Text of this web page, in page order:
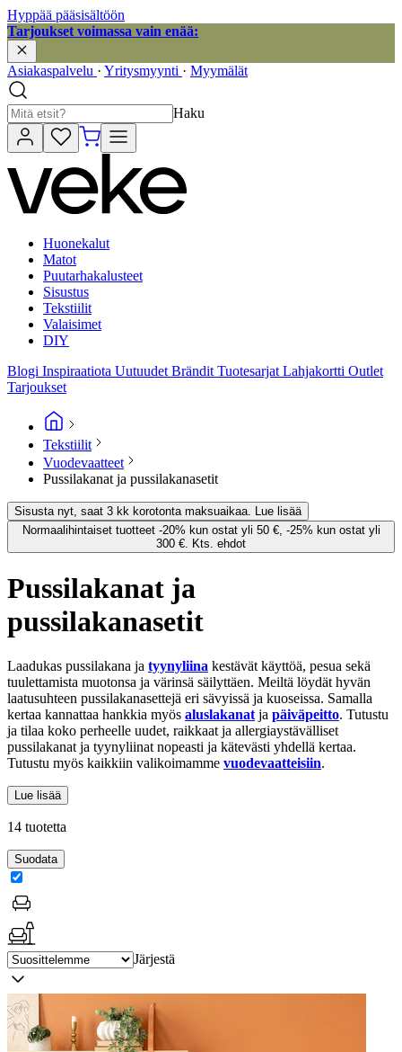
Hyppää pääsisältöön
Tarjoukset voimassa vain enää:
Asiakaspalvelu · Yritysmyynti · Myymälät
Haku
Huonekalut
Matot
Puutarhakalusteet
Sisustus
Tekstiilit
Valaisimet
DIY
Blogi Inspiraatiota Uutuudet Brändit Tuotesarjat Lahjakortti Outlet
Tarjoukset
Tekstiilit
Vuodevaatteet
Pussilakanat ja pussilakanasetit
Sisusta nyt, saat 3 kk korotonta maksuaikaa. Lue lisää
Normaalihintaiset tuotteet -20% kun ostat yli 50 €, -25% kun ostat yli
300 €. Kts. ehdot
Pussilakanat ja
pussilakanasetit
Laadukas pussilakana ja tyynyliina kestävät käyttöä, pesua sekä
tuulettamista muotonsa ja värinsä säilyttäen. Meiltä löydät hyvän
laatusuhteen pussilakanasettejä eri sävyissä ja kuoseissa. Samalla
kertaa kannattaa hankkia myös aluslakanat ja päiväpeitto. Tutustu
ja tilaa koko perheelle uudet, raikkaat ja allergiaystävälliset
pussilakanat ja tyynyliinat nopeasti ja kätevästi yhdellä kertaa.
Tutustu myös kaikkiin valikoimamme vuodevaatteisiin.
Lue lisää
14 tuotetta
Suodata
Järjestä